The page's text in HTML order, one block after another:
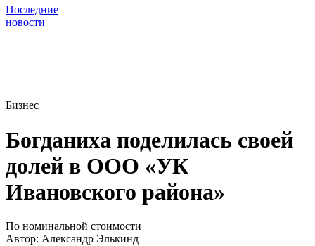
Последние
новости
Бизнес
Богданиха поделилась своей
долей в ООО «УК
Ивановского района»
По номинальной стоимости
Автор: Александр Элькинд